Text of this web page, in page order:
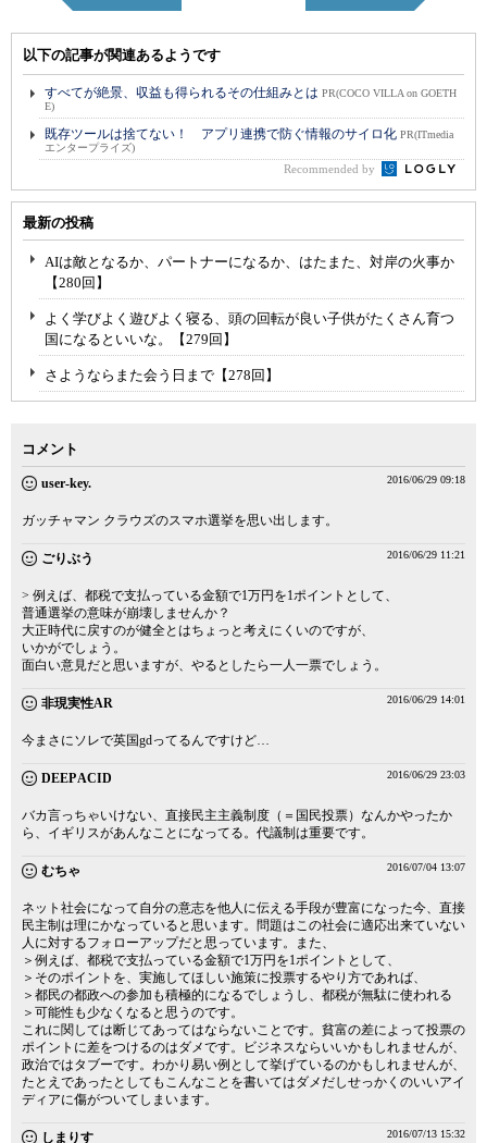
以下の記事が関連あるようです
すべてが絶景、収益も得られるその仕組みとは PR(COCO VILLA on GOETH
E)
既存ツールは捨てない！ アプリ連携で防ぐ情報のサイロ化 PR(ITmedia
エンタープライズ)
Recommended by
最新の投稿
AIは敵となるか、パートナーになるか、はたまた、対岸の火事か
【280回】
よく学びよく遊びよく寝る、頭の回転が良い子供がたくさん育つ
国になるといいな。【279回】
さようならまた会う日まで【278回】
コメント
user-key. 2016/06/29 09:18
ガッチャマン クラウズのスマホ選挙を思い出します。
ごりぶう 2016/06/29 11:21
> 例えば、都税で支払っている金額で1万円を1ポイントとして、
普通選挙の意味が崩壊しませんか？
大正時代に戻すのが健全とはちょっと考えにくいのですが、
いかがでしょう。
面白い意見だと思いますが、やるとしたら一人一票でしょう。
非現実性AR 2016/06/29 14:01
今まさにソレで英国gdってるんですけど…
DEEP ACID 2016/06/29 23:03
バカ言っちゃいけない、直接民主主義制度（＝国民投票）なんかやったか
ら、イギリスがあんなことになってる。代議制は重要です。
むちゃ 2016/07/04 13:07
ネット社会になって自分の意志を他人に伝える手段が豊富になった今、直接
民主制は理にかなっていると思います。問題はこの社会に適応出来ていない
人に対するフォローアップだと思っています。また、
＞例えば、都税で支払っている金額で1万円を1ポイントとして、
＞そのポイントを、実施してほしい施策に投票するやり方であれば、
＞都民の都政への参加も積極的になるでしょうし、都税が無駄に使われる
＞可能性も少なくなると思うのです。
これに関しては断じてあってはならないことです。貧富の差によって投票の
ポイントに差をつけるのはダメです。ビジネスならいいかもしれませんが、
政治ではタブーです。わかり易い例として挙げているのかもしれませんが、
たとえであったとしてもこんなことを書いてはダメだしせっかくのいいアイ
ディアに傷がついてしまいます。
しまりす 2016/07/13 15:32